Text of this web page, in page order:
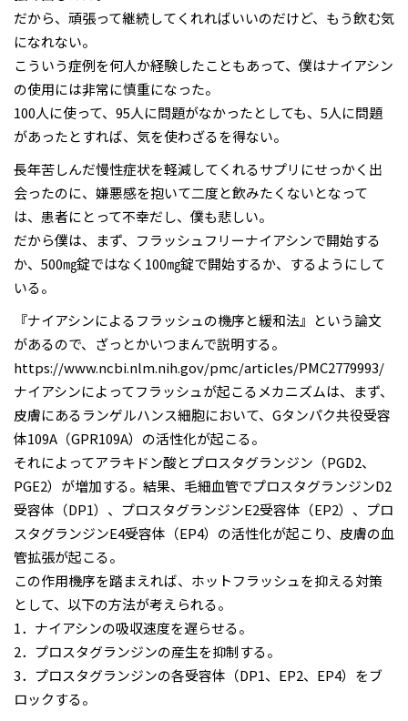
だから、頑張って継続してくれればいいのだけど、もう飲む気
になれない。
こういう症例を何人か経験したこともあって、僕はナイアシン
の使用には非常に慎重になった。
100人に使って、95人に問題がなかったとしても、5人に問題
があったとすれば、気を使わざるを得ない。
長年苦しんだ慢性症状を軽減してくれるサプリにせっかく出
会ったのに、嫌悪感を抱いて二度と飲みたくないとなって
は、患者にとって不幸だし、僕も悲しい。
だから僕は、まず、フラッシュフリーナイアシンで開始する
か、500㎎錠ではなく100㎎錠で開始するか、するようにして
いる。
『ナイアシンによるフラッシュの機序と緩和法』という論文
があるので、ざっとかいつまんで説明する。
https://www.ncbi.nlm.nih.gov/pmc/articles/PMC2779993/
ナイアシンによってフラッシュが起こるメカニズムは、まず、
皮膚にあるランゲルハンス細胞において、Gタンパク共役受容
体109A（GPR109A）の活性化が起こる。
それによってアラキドン酸とプロスタグランジン（PGD2、
PGE2）が増加する。結果、毛細血管でプロスタグランジンD2
受容体（DP1）、プロスタグランジンE2受容体（EP2）、プロ
スタグランジンE4受容体（EP4）の活性化が起こり、皮膚の血
管拡張が起こる。
この作用機序を踏まえれば、ホットフラッシュを抑える対策
として、以下の方法が考えられる。
1．ナイアシンの吸収速度を遅らせる。
2．プロスタグランジンの産生を抑制する。
3．プロスタグランジンの各受容体（DP1、EP2、EP4）をブ
ロックする。